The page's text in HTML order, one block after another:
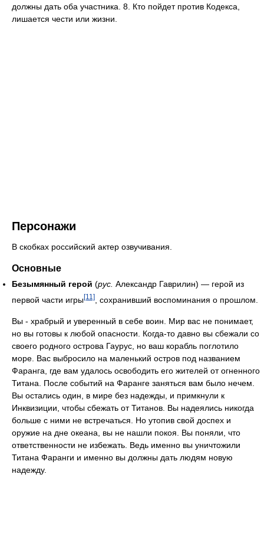
должны дать оба участника. 8. Кто пойдет против Кодекса,
лишается чести или жизни.
Персонажи
В скобках российский актер озвучивания.
Основные
Безымянный герой (рус. Александр Гаврилин) — герой из
первой части игры[11] , сохранивший воспоминания о прошлом.
Вы - храбрый и уверенный в себе воин. Мир вас не понимает,
но вы готовы к любой опасности. Когда-то давно вы сбежали со
своего родного острова Гаурус, но ваш корабль поглотило
море. Вас выбросило на маленький остров под названием
Фаранга, где вам удалось освободить его жителей от огненного
Титана. После событий на Фаранге заняться вам было нечем.
Вы остались один, в мире без надежды, и примкнули к
Инквизиции, чтобы сбежать от Титанов. Вы надеялись никогда
больше с ними не встречаться. Но утопив свой доспех и
оружие на дне океана, вы не нашли покоя. Вы поняли, что
ответственности не избежать. Ведь именно вы уничтожили
Титана Фаранги и именно вы должны дать людям новую
надежду.